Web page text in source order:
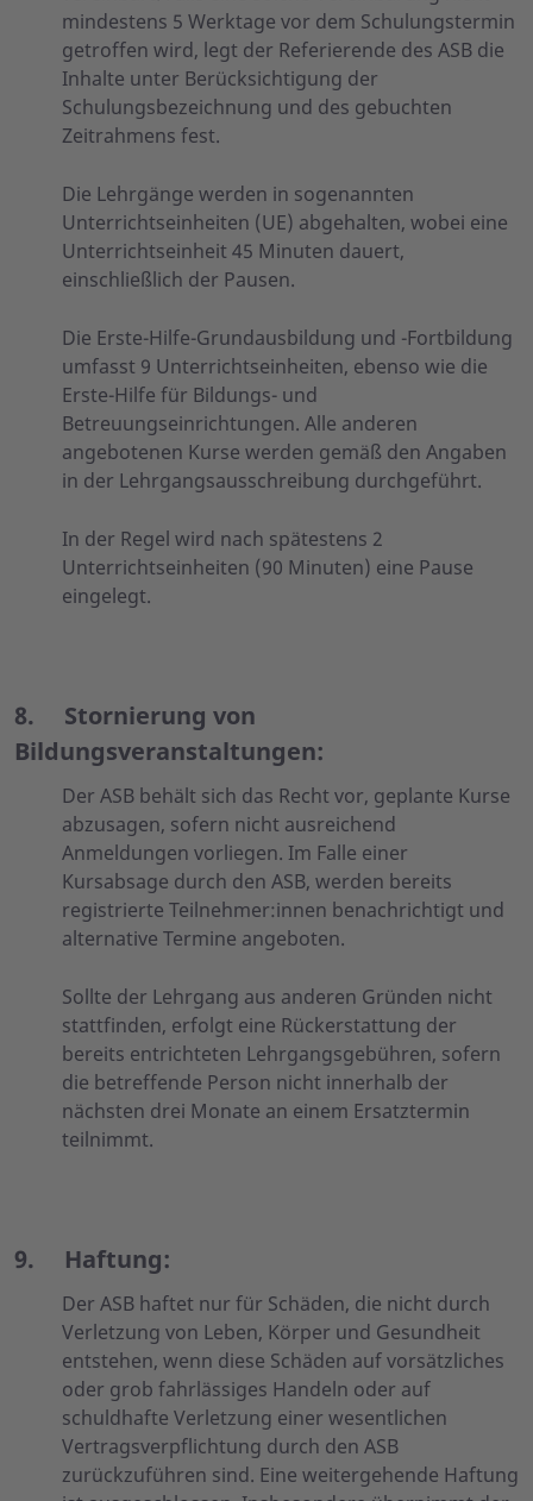
mindestens 5 Werktage vor dem Schulungstermin
getroffen wird, legt der Referierende des ASB die
Inhalte unter Berücksichtigung der
Schulungsbezeichnung und des gebuchten
Zeitrahmens fest.
Die Lehrgänge werden in sogenannten
Unterrichtseinheiten (UE) abgehalten, wobei eine
Unterrichtseinheit 45 Minuten dauert,
einschließlich der Pausen.
Die Erste-Hilfe-Grundausbildung und -Fortbildung
umfasst 9 Unterrichtseinheiten, ebenso wie die
Erste-Hilfe für Bildungs- und
Betreuungseinrichtungen. Alle anderen
angebotenen Kurse werden gemäß den Angaben
in der Lehrgangsausschreibung durchgeführt.
In der Regel wird nach spätestens 2
Unterrichtseinheiten (90 Minuten) eine Pause
eingelegt.
8. Stornierung von
Bildungsveranstaltungen:
Der ASB behält sich das Recht vor, geplante Kurse
abzusagen, sofern nicht ausreichend
Anmeldungen vorliegen. Im Falle einer
Kursabsage durch den ASB, werden bereits
registrierte Teilnehmer:innen benachrichtigt und
alternative Termine angeboten.
Sollte der Lehrgang aus anderen Gründen nicht
stattfinden, erfolgt eine Rückerstattung der
bereits entrichteten Lehrgangsgebühren, sofern
die betreffende Person nicht innerhalb der
nächsten drei Monate an einem Ersatztermin
teilnimmt.
9. Haftung:
Der ASB haftet nur für Schäden, die nicht durch
Verletzung von Leben, Körper und Gesundheit
entstehen, wenn diese Schäden auf vorsätzliches
oder grob fahrlässiges Handeln oder auf
schuldhafte Verletzung einer wesentlichen
Vertragsverpflichtung durch den ASB
zurückzuführen sind. Eine weitergehende Haftung